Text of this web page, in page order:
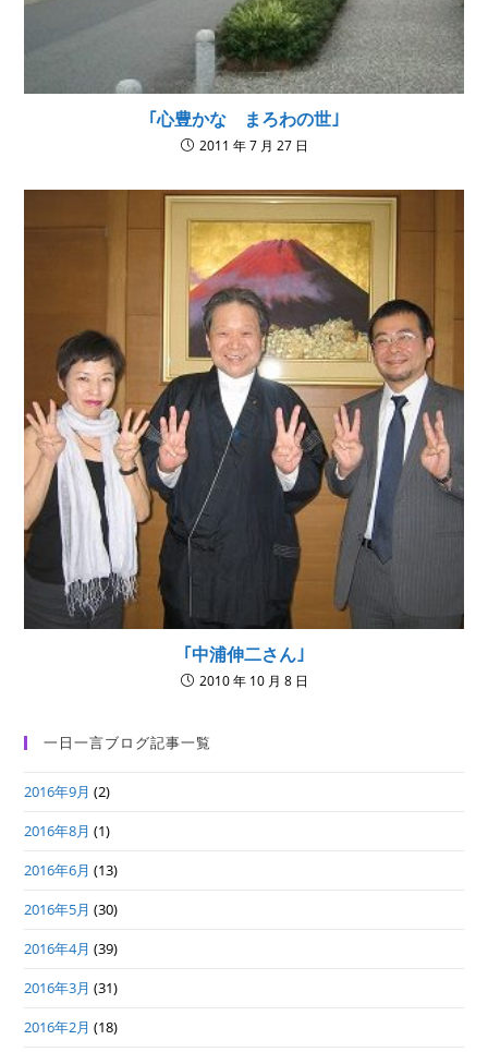
｢心豊かな まろわの世｣
2011 年 7 月 27 日
｢中浦伸二さん｣
2010 年 10 月 8 日
一日一言ブログ記事一覧
2016年9月 (2)
2016年8月 (1)
2016年6月 (13)
2016年5月 (30)
2016年4月 (39)
2016年3月 (31)
2016年2月 (18)